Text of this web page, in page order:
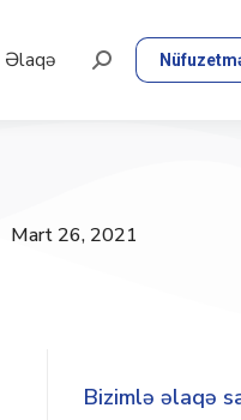
Əlaqə
Mart 26, 2021
Bizimlə əlaqə